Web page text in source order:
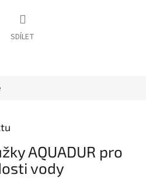
SDÍLET
AQUADUR pro
vody